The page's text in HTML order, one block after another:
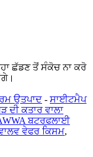
ਛੱਡਣ ਤੋਂ ਸੰਕੋਚ ਨਾ ਕਰੋ
ਉਤਪਾਦ - ਸਾਈਟਮੈਪ
ਦੀ ਕਤਾਰ ਵਾਲਾ
ਬਟਰਫਲਾਈ
ਵੇਫਰ ਕਿਸਮ,